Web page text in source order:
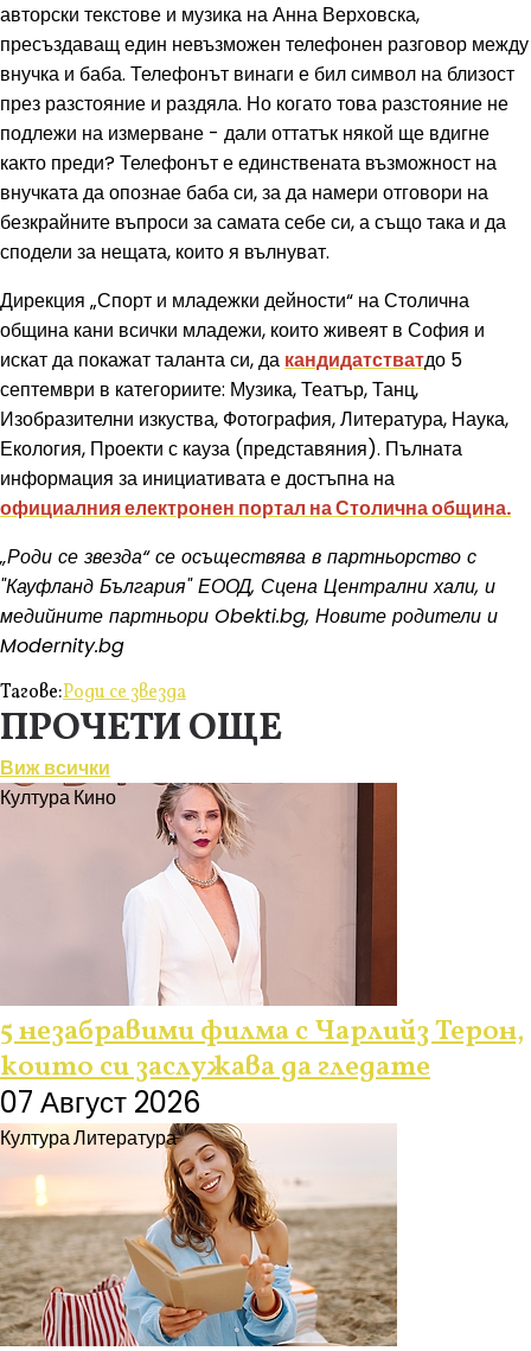
авторски текстове и музика на Анна Верховска,
пресъздаващ един невъзможен телефонен разговор между
внучка и баба. Телефонът винаги е бил символ на близост
през разстояние и раздяла. Но когато това разстояние не
подлежи на измерване - дали оттатък някой ще вдигне
както преди? Телефонът е единствената възможност на
внучката да опознае баба си, за да намери отговори на
безкрайните въпроси за самата себе си, а също така и да
сподели за нещата, които я вълнуват.
Дирекция „Спорт и младежки дейности“ на Столична
община кани всички младежи, които живеят в София и
искат да покажат таланта си, да кандидатстватдо 5
септември в категориите: Музика, Театър, Танц,
Изобразителни изкуства, Фотография, Литература, Наука,
Екология, Проекти с кауза (представяния). Пълната
информация за инициативата е достъпна на
официалния електронен портал на Столична община.
„Роди се звезда“ се осъществява в партньорство с
"Кауфланд България" ЕООД, Сцена Централни хали, и
медийните партньори Obekti.bg, Новите родители и
Modernity.bg
Тагове:Роди се звезда
ПРОЧЕТИ ОЩЕ
Виж всички
КултураКино
5 незабравими филма с Чарлийз Терон,
които си заслужава да гледате
07 Август 2026
КултураЛитература